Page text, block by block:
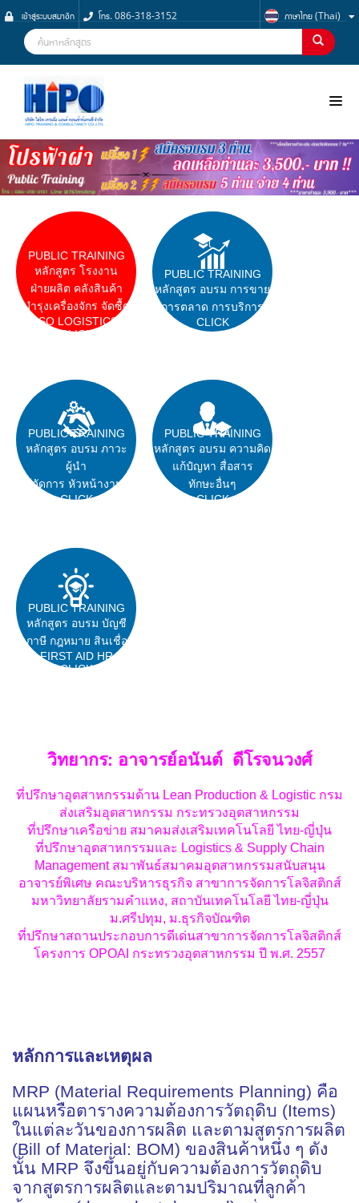
เข้าสู่ระบบสมาชิก โทร. 086-318-3152 ภาษาไทย (Thai)
NOO
PUBLIC TRAINING
หลักสูตร โรงงาน
ฝ่ายผลิต คลังสินค้า
บำรุงเครื่องจักร จัดซื้ด
ISO LOGISTICS
CLICK
PUBLIC TRAINING
หลักสูตร อบรม การขาย
การตลาด การบริการ
CLICK
PUBLIC TRAINING
หลักสูตร อบรม ภาวะ
ผู้นำ
ผู้จัดการ หัวหน้างาน
CLICK
PUBLIC TRAINING
หลักสูตร อบรม ความคิด
แก้ปํญหา สื่อสาร
ทักษะอื่นๆ
CLICK
PUBLIC TRAINING
หลักสูตร อบรม บัญชี
ภาษี กฎหมาย สินเชื่อ
FIRST AID HR
CLICK
วิทยากร: อาจารย์อนันต์ ดีโรจนวงศ์
ที่ปรึกษาอุตสาหกรรมด้าน Lean Production & Logistic กรม
ส่งเสริมอุตสาหกรรม กระทรวงอุตสาหกรรม
ที่ปรึกษาเครือข่าย สมาคมส่งเสริมเทคโนโลยี ไทย-ญี่ปุ่น
ที่ปรึกษาอุตสาหกรรมและ Logistics & Supply Chain
Management สมาพันธ์สมาคมอุตสาหกรรมสนับสนุน
อาจารย์พิเศษ คณะบริหารธุรกิจ สาขาการจัดการโลจิสติกส์
มหาวิทยาลัยรามคำแหง, สถาบันเทคโนโลยี ไทย-ญี่ปุ่น
ม.ศรีปทุม, ม.ธุรกิจบัณฑิต
ที่ปรึกษาสถานประกอบการดีเด่นสาขาการจัดการโลจิสติกส์
โครงการ OPOAI กระทรวงอุตสาหกรรม ปี พ.ศ. 2557
หลักการและเหตุผล
MRP (Material Requirements Planning) คือ
แผนหรือตารางความต้องการวัตถุดิบ (Items)
ในแต่ละวันของการผลิต และตามสูตรการผลิต
(Bill of Material: BOM) ของสินค้าหนึ่ง ๆ ดัง
นั้น MRP จึงขึ้นอยู่กับความต้องการวัตถุดิบ
จากสูตรการผลิตและตามปริมาณที่ลูกค้า